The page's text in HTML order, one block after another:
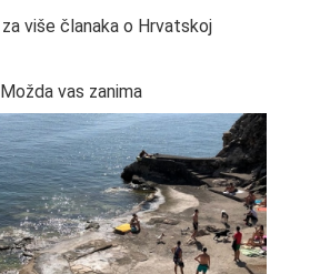
više članaka o Hrvatskoj
Možda vas zanima